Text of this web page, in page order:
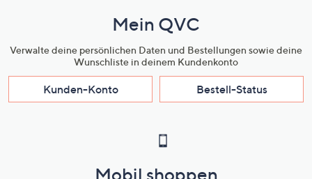
Mein QVC
Verwalte deine persönlichen Daten und Bestellungen sowie deine
Wunschliste in deinem Kundenkonto
Kunden-Konto Bestell-Status
Mobil shoppen